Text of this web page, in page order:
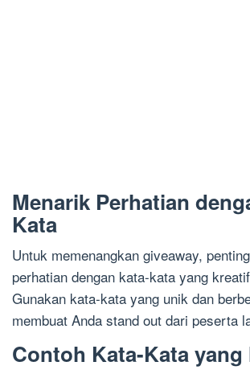
Menarik Perhatian
Kata
Untuk memenangkan giveaway,
perhatian dengan kata-kata yang
Gunakan kata-kata yang unik dan
membuat Anda stand out dari peserta
Contoh Kata-Kata yang